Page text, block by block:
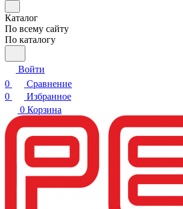
Каталог
По всему сайту
По каталогу
Войти
0
Сравнение
0
Избранное
0 Корзина